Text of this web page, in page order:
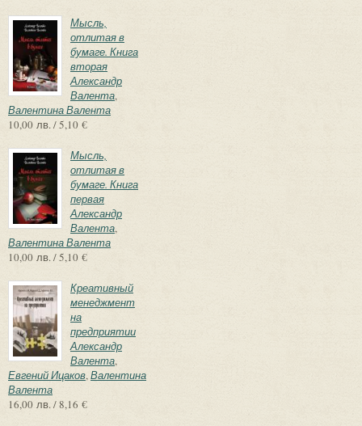
Мысль,
отлитая в
бумаге. Книга
вторая
Александр
Валента,
Валентина Валента
10,00 лв. / 5,10 €
Мысль,
отлитая в
бумаге. Книга
первая
Александр
Валента,
Валентина Валента
10,00 лв. / 5,10 €
Креативный
менеджмент
на
предприятии
Александр
Валента,
Евгений Ицаков,Валентина
Валента
16,00 лв. / 8,16 €